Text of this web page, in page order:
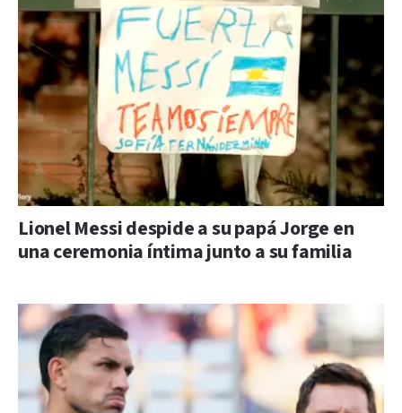
Lionel Messi despide a su papá Jorge en
una ceremonia íntima junto a su familia